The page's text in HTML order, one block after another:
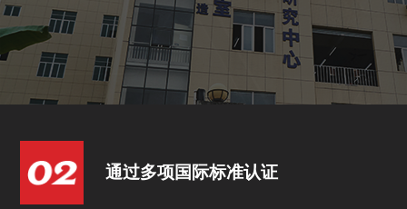
通过多项国际标准认证